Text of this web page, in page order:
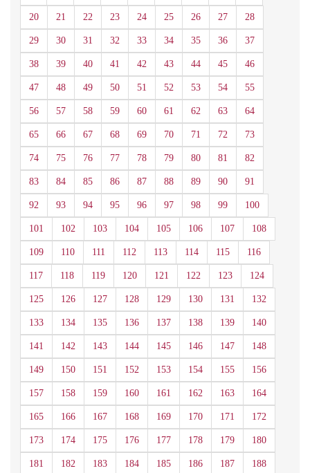
20 21 22 23 24 25 26 27 28
29 30 31 32 33 34 35 36 37
38 39 40 41 42 43 44 45 46
47 48 49 50 51 52 53 54 55
56 57 58 59 60 61 62 63 64
65 66 67 68 69 70 71 72 73
74 75 76 77 78 79 80 81 82
83 84 85 86 87 88 89 90 91
92 93 94 95 96 97 98 99 100
101 102 103 104 105 106 107 108
109 110 111 112 113 114 115 116
117 118 119 120 121 122 123 124
125 126 127 128 129 130 131 132
133 134 135 136 137 138 139 140
141 142 143 144 145 146 147 148
149 150 151 152 153 154 155 156
157 158 159 160 161 162 163 164
165 166 167 168 169 170 171 172
173 174 175 176 177 178 179 180
181 182 183 184 185 186 187 188